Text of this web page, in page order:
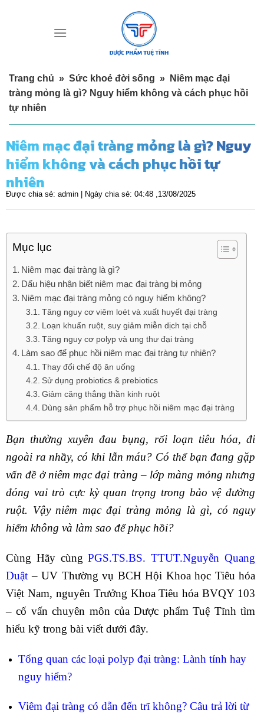
Trang chủ » Sức khoẻ đời sống »
Niêm mạc đại
tràng mỏng là gì? Nguy hiểm không và cách phục hồi
tự nhiên
Niêm mạc đại tràng mỏng là gì? Nguy
hiểm không và cách phục hồi tự
nhiên
Được chia sẻ: admin | Ngày chia sẻ: 04:48 ,13/08/2025
Mục lục
Niêm mạc đại tràng là gì?
Dấu hiệu nhận biết niêm mạc đại tràng bị mỏng
Niêm mạc đại tràng mỏng có nguy hiểm không?
Tăng nguy cơ viêm loét và xuất huyết đại tràng
Loạn khuẩn ruột, suy giảm miễn dịch tại chỗ
Tăng nguy cơ polyp và ung thư đại tràng
Làm sao để phục hồi niêm mạc đại tràng tự nhiên?
Thay đổi chế độ ăn uống
Sử dụng probiotics & prebiotics
Giảm căng thẳng thần kinh ruột
Dùng sản phẩm hỗ trợ phục hồi niêm mạc đại tràng
Bạn thường xuyên đau bụng, rối loạn tiêu hóa, đi
ngoài ra nhầy, có khi lẫn máu? Có thể bạn đang gặp
vấn đề ở niêm mạc đại tràng – lớp màng mỏng nhưng
đóng vai trò cực kỳ quan trọng trong bảo vệ đường
ruột. Vậy niêm mạc đại tràng mỏng là gì, có nguy
hiểm không và làm sao để phục hồi?
Cùng Hãy cùngPGS.TS.BS. TTUT.Nguyễn Quang
Duật – UV Thường vụ BCH Hội Khoa học Tiêu hóa
Việt Nam, nguyên Trưởng Khoa Tiêu hóa BVQY 103
– cố vấn chuyên môn của Dược phẩm Tuệ Tĩnh tìm
hiểu kỹ trong bài viết dưới đây.
Tổng quan các loại polyp đại tràng: Lành tính hay
nguy hiểm?
Viêm đại tràng có dẫn đến trĩ không? Câu trả lời từ